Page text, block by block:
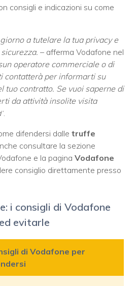
consigli e indicazioni su come
a tutelare la tua privacy e
– afferma Vodafone nel
operatore commerciale o di
contatterà per informarti su
tuo contratto. Se vuoi saperne di
da attività insolite visita
“.
difendersi dalle truffe
consultare la sezione
e la pagina Vodafone
consiglio direttamente presso
i consigli di Vodafone
evitarle
di Vodafone per